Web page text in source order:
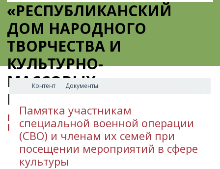
«РЕСПУБЛИКАНСКИЙ
ДОМ НАРОДНОГО
ТВОРЧЕСТВА И
КУЛЬТУРНО-
МАССОВЫХ
МЕРОПРИЯТИЙ»
МИНИСТЕРСТВО КУЛЬТУРЫ
РЕСПУБЛИКИ ИНГУШЕТИЯ
Контент Документы
​Памятка участникам
специальной военной операции
(СВО) и членам их семей при
посещении мероприятий в сфере
культуры